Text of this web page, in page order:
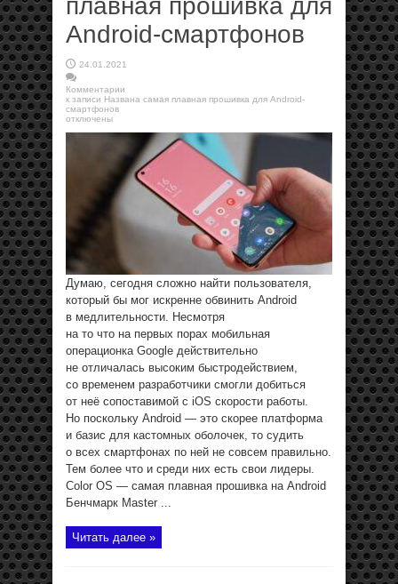
плавная прошивка для
Android-смартфонов
24.01.2021
Комментарии
к записи Названа самая плавная прошивка для Android-
смартфонов
отключены
Думаю, сегодня сложно найти пользователя,
который бы мог искренне обвинить Android
в медлительности. Несмотря
на то что на первых порах мобильная
операционка Google действительно
не отличалась высоким быстродействием,
со временем разработчики смогли добиться
от неё сопоставимой с iOS скорости работы.
Но поскольку Android — это скорее платформа
и базис для кастомных оболочек, то судить
о всех смартфонах по ней не совсем правильно.
Тем более что и среди них есть свои лидеры.
Color OS — самая плавная прошивка на Android
Бенчмарк Master ...
Читать далее »